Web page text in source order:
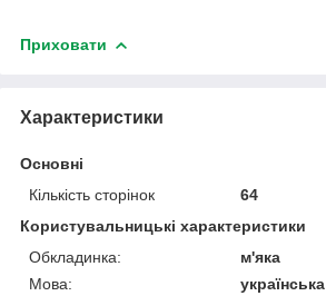
Приховати
Характеристики
Основні
Кількість сторінок
64
Користувальницькі характеристики
Обкладинка:
м'яка
Мова:
українська